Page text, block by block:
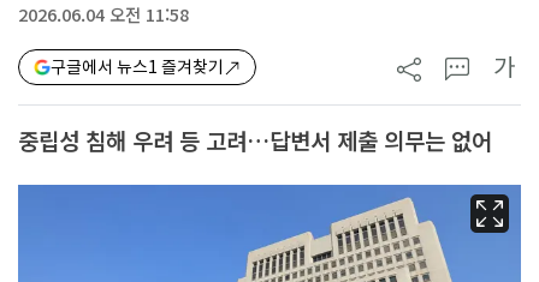
2026.06.04 오전 11:58
구글에서 뉴스1 즐겨찾기 가
중립성 침해 우려 등 고려…답변서 제출 의무는 없어